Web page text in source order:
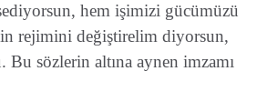
hem işimizi gücümüzü
rejimini değiştirelim diyorsun,
sözlerin altına aynen imzamı